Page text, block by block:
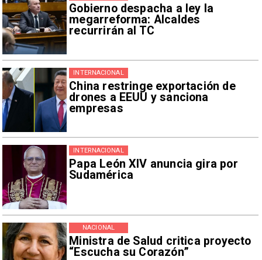
Gobierno despacha a ley la
megarreforma: Alcaldes
recurrirán al TC
China restringe exportación de
drones a EEUU y sanciona
empresas
INTERNACIONAL
Papa León XIV anuncia gira por
Sudamérica
INTERNACIONAL
Ministra de Salud critica proyecto
“Escucha su Corazón”
NACIONAL